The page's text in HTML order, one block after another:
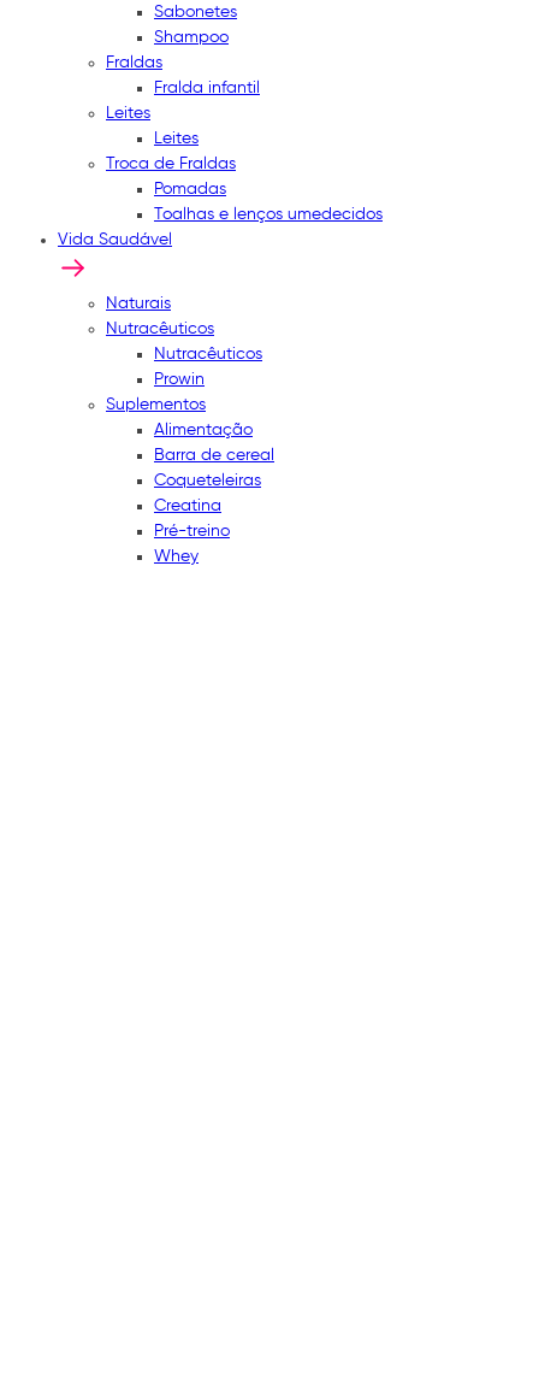
Sabonetes
Shampoo
Fraldas
Fralda infantil
Leites
Leites
Troca de Fraldas
Pomadas
Toalhas e lenços umedecidos
Vida Saudável
Naturais
Nutracêuticos
Nutracêuticos
Prowin
Suplementos
Alimentação
Barra de cereal
Coqueteleiras
Creatina
Pré-treino
Whey